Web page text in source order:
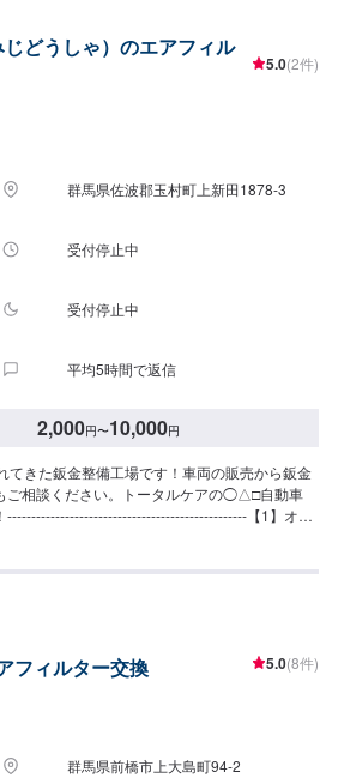
受付方法-----倉賀野バイパスを高崎方面に進
島野町方面）に曲がり直進すると約500メート
あります。入庫の際はお気をつけてお越しくだ
の空いているスペースに駐車してください。
】定休日：日曜日、祝日、第二土曜日営業時
どうしゃ）のエアフィル
5.0(2件)
群馬県佐波郡玉村町上新田1878-3
受付停止中
受付停止中
平均5時間で返信
2,000円〜10,000円
てきた鈑金整備工場です！車両の販売から鈑金
ご相談ください。トータルケアの◯△□自動車
--------------------------------------------------【1】オフ
前後する場合がございます。予め、ご了承く
定休日：日曜日、祝日営業時間：9:00~18:00
フィルター交換 5.0(8件)
群馬県前橋市上大島町94-2